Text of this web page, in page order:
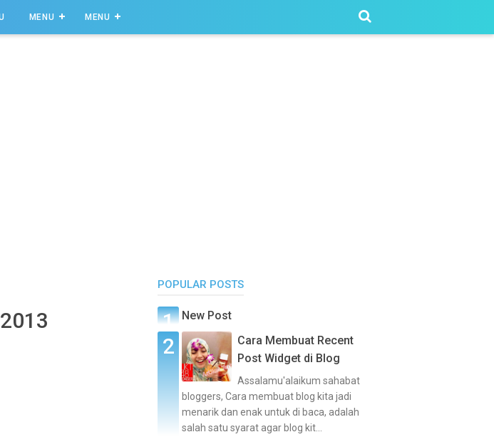
MENU MENU
POPULAR POSTS
New Post
Cara Membuat Recent
Post Widget di Blog
Assalamu'alaikum sahabat
bloggers, Cara membuat blog kita jadi
menarik dan enak untuk di baca, adalah
salah satu syarat agar blog kit...